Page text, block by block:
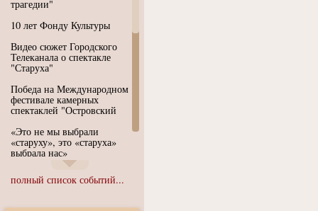
трагедии"
10 лет Фонду Культуры
Видео сюжет Городского
Телеканала о спектакле
"Старуха"
Победа на Международном
фестивале камерных
спектаклей "Островский
«Это не мы выбрали
«старуху», это «старуха»
выбрала нас»
Иммерсивный спектакль
"Язык чистого полета
полный список событий...